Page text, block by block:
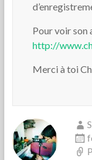
Pour voir son
http://
Merci à toi